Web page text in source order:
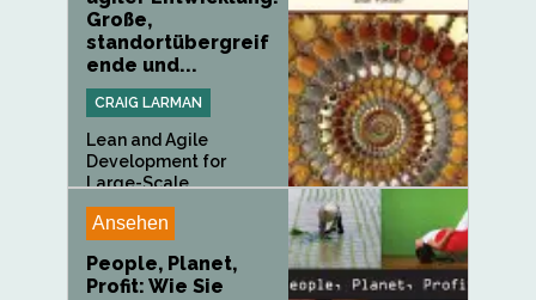
Große,
standortübergreif
ende und...
CRAIG LARMAN
Lean and Agile
Development for
Large-Scale...
Ansehen
People, Planet,
Profit: Wie Sie